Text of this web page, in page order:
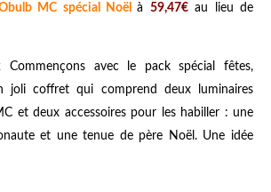
MC spécial Noël à 59,47€au lieu de
Commençons avec le pack spécial fêtes,
joli coffret qui comprend deux luminaires
et deux accessoires pour les habiller : une
et une tenue de père Noël. Une idée